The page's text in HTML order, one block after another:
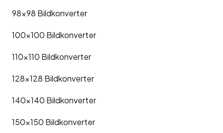
98x98 Bildkonverter
100x100 Bildkonverter
110x110 Bildkonverter
128x128 Bildkonverter
140x140 Bildkonverter
150x150 Bildkonverter